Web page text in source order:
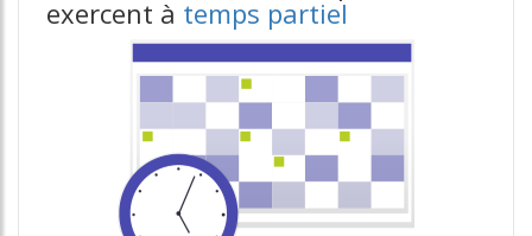
exercent à temps partiel